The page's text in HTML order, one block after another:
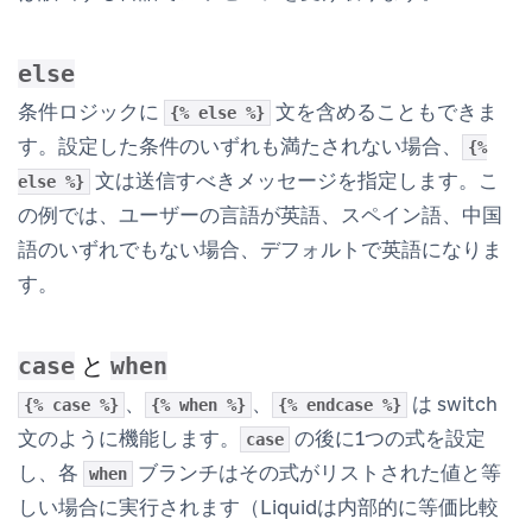
else
条件ロジックに {% else %} 文を含めることもできま
す。設定した条件のいずれも満たされない場合、
{%
else %} 文は送信すべきメッセージを指定します。こ
の例では、ユーザーの言語が英語、スペイン語、中国
語のいずれでもない場合、デフォルトで英語になりま
す。
case と when
{% case %} 、 {% when %} 、 {% endcase %}
は switch
文のように機能します。
case の後に1つの式を設定
し、各
when
ブランチはその式がリストされた値と等
しい場合に実行されます（Liquidは内部的に等価比較